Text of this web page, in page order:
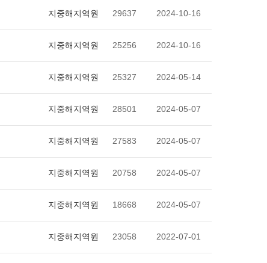
지중해지역원 29637 2024-10-16
지중해지역원 25256 2024-10-16
지중해지역원 25327 2024-05-14
지중해지역원 28501 2024-05-07
지중해지역원 27583 2024-05-07
지중해지역원 20758 2024-05-07
지중해지역원 18668 2024-05-07
지중해지역원 23058 2022-07-01